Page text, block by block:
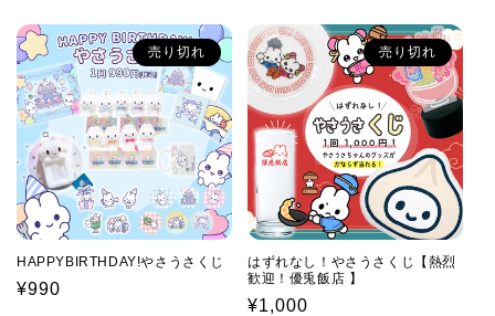
価
格
価
格
売り切れ
HAPPYBIRTHDAY!やさうさくじ
通
¥990
売り切れ
はずれなし！やさうさくじ【熱烈
歓迎！優兎飯店 】
通
¥1,000